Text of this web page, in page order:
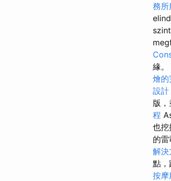
務所
緣
燴的
設計
版
程
也挖
的
解決
點，
按摩